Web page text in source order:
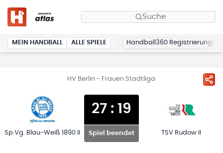
Suche
MEIN HANDBALL ALLE SPIELE Handball360 Registrierung
HV Berlin - Frauen Stadtliga
Sp.Vg. Blau-Weiß 1890 II
27 : 19
Spiel beendet TSV Rudow II